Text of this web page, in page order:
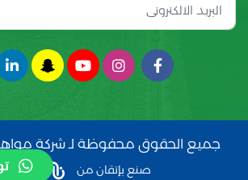
جميع الحقوق محفوظة لـ شركة مواهب
صنع بإتقان من